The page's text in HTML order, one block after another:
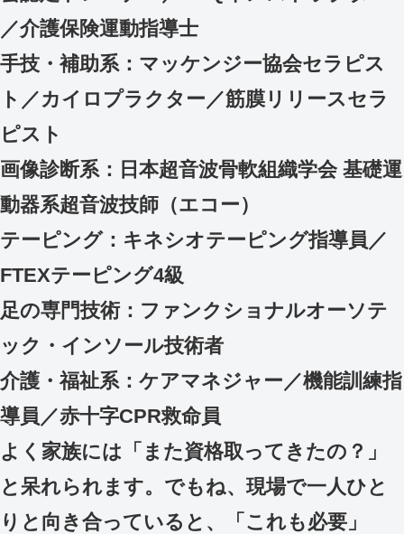
／介護保険運動指導士
手技・補助系：マッケンジー協会セラピス
ト／カイロプラクター／筋膜リリースセラ
ピスト
画像診断系：日本超音波骨軟組織学会 基礎運
動器系超音波技師（エコー）
テーピング：キネシオテーピング指導員／
FTEXテーピング4級
足の専門技術：ファンクショナルオーソテ
ック・インソール技術者
介護・福祉系：ケアマネジャー／機能訓練指
導員／赤十字CPR救命員
よく家族には「また資格取ってきたの？」
と呆れられます。でもね、現場で一人ひと
りと向き合っていると、「これも必要」